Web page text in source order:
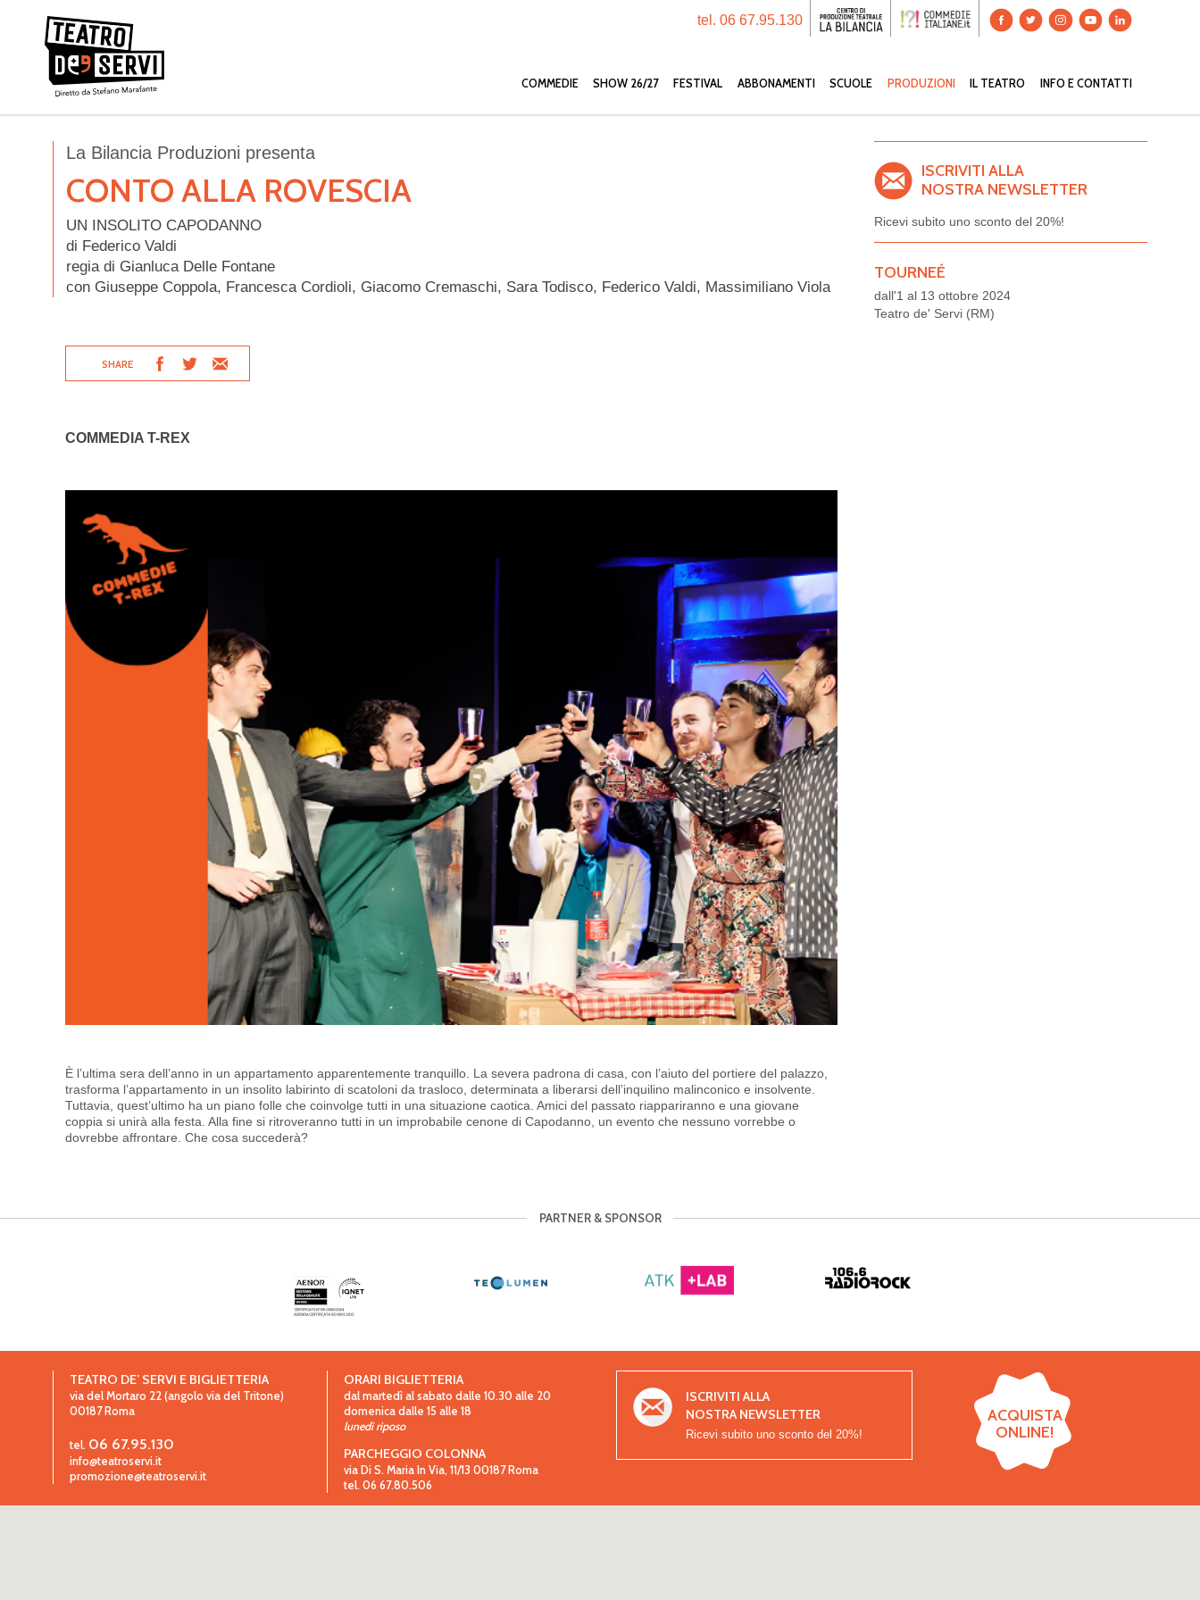
tel. 06 67.95.130
COMMEDIE SHOW 26/27 FESTIVAL ABBONAMENTI SCUOLE PRODUZIONI IL TEATRO INFO E CONTATTI
La Bilancia Produzioni presenta
CONTO ALLA ROVESCIA
UN INSOLITO CAPODANNO
di Federico Valdi
regia di Gianluca Delle Fontane
con Giuseppe Coppola, Francesca Cordioli, Giacomo Cremaschi, Sara Todisco, Federico Valdi, Massimiliano Viola
SHARE
COMMEDIA T-REX
È l’ultima sera dell’anno in un appartamento apparentementetranquillo. La severa padrona di casa, con l’aiuto del portieredel palazzo,
trasforma l’appartamento in un insolito labirintodi scatoloni da trasloco, determinata a liberarsi dell’inquilino malinconico e insolvente.
Tuttavia, quest’ultimo ha un pianofolle che coinvolge tutti in una situazione caotica. Amicidel passato riappariranno e una giovane
coppia si unirà allafesta. Alla fine si ritroveranno tutti in un improbabile cenonedi Capodanno, un evento che nessuno vorrebbe o
dovrebbeaffrontare. Che cosa succederà?
ISCRIVITI ALLA
NOSTRA NEWSLETTER
Ricevi subito uno sconto del 20%!
TOURNEÉ
dall'1 al 13 ottobre 2024
Teatro de' Servi (RM)
PARTNER & SPONSOR
TEATRO DE’ SERVI E BIGLIETTERIA
via del Mortaro 22 (angolo via del Tritone)
00187 Roma
tel. 06 67.95.130
info@teatroservi.it
promozione@teatroservi.it
ORARI BIGLIETTERIA
dal martedì al sabato dalle 10.30 alle 20
domenica dalle 15 alle 18
lunedì riposo
PARCHEGGIO COLONNA
via Di S. Maria In Via, 11/13 00187 Roma
tel. 06 67.80.506
ISCRIVITI ALLA
NOSTRA NEWSLETTER
Ricevi subito uno sconto del 20%!
ACQUISTA
ONLINE!